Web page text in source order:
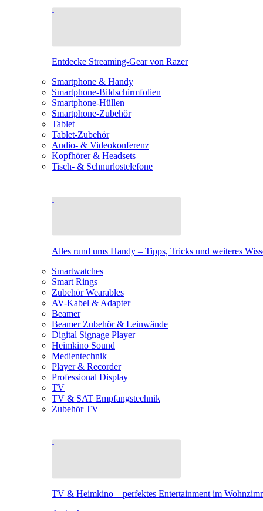
Entdecke Streaming-Gear von Razer
Smartphone & Handy
Smartphone-Bildschirmfolien
Smartphone-Hüllen
Smartphone-Zubehör
Tablet
Tablet-Zubehör
Audio- & Videokonferenz
Kopfhörer & Headsets
Tisch- & Schnurlostelefone
Alles rund ums Handy – Tipps, Tricks und weiteres
Smartwatches
Smart Rings
Zubehör Wearables
AV-Kabel & Adapter
Beamer
Beamer Zubehör & Leinwände
Digital Signage Player
Heimkino Sound
Medientechnik
Player & Recorder
Professional Display
TV
TV & SAT Empfangstechnik
Zubehör TV
TV & Heimkino – perfektes Entertainment im